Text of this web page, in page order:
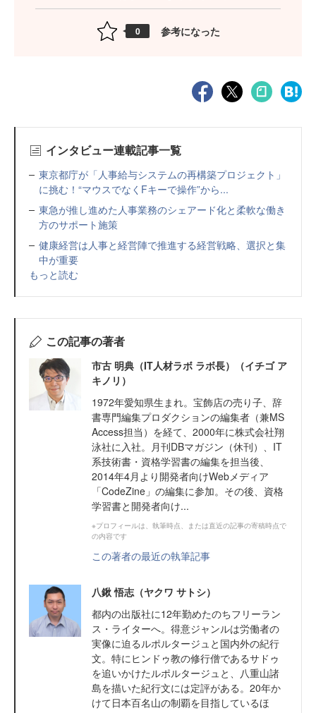
0 参考になった
インタビュー連載記事一覧
東京都庁が「人事給与システムの再構築プロジェクト」
に挑む！“マウスでなくFキーで操作”から...
東急が推し進めた人事業務のシェアード化と柔軟な働き
方のサポート施策
健康経営は人事と経営陣で推進する経営戦略、選択と集
中が重要
もっと読む
この記事の著者
市古 明典（IT人材ラボ ラボ長）（イチゴ ア
キノリ）
1972年愛知県生まれ。宝飾店の売り子、辞
書専門編集プロダクションの編集者（兼MS
Access担当）を経て、2000年に株式会社翔
泳社に入社。月刊DBマガジン（休刊）、IT
系技術書・資格学習書の編集を担当後、
2014年4月より開発者向けWebメディア
「CodeZine」の編集に参加。その後、資格
学習書と開発者向け...
※プロフィールは、執筆時点、または直近の記事の寄稿時点で
の内容です
この著者の最近の執筆記事
八鍬 悟志（ヤクワ サトシ）
都内の出版社に12年勤めたのちフリーラン
ス・ライターへ。得意ジャンルは労働者の
実像に迫るルポルタージュと国内外の紀行
文。特にヒンドゥ教の修行僧であるサドゥ
を追いかけたルポルタージュと、八重山諸
島を描いた紀行文には定評がある。20年か
けて日本百名山の制覇を目指しているほ